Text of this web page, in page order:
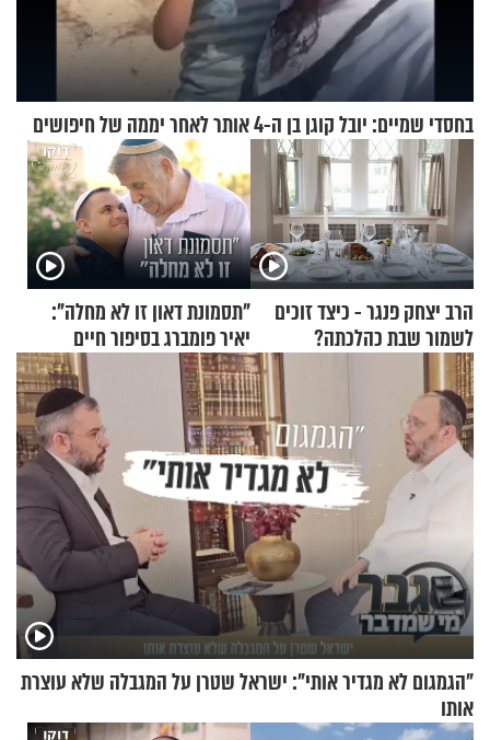
בחסדי שמיים: יובל קוגן בן ה-4 אותר לאחר יממה של חיפושים
הרב יצחק פנגר - כיצד זוכים
לשמור שבת כהלכתה?
"תסמונת דאון זו לא מחלה":
יאיר פומברג בסיפור חיים
מעורר השראה
"הגמגום לא מגדיר אותי": ישראל שטרן על המגבלה שלא עוצרת
אותו